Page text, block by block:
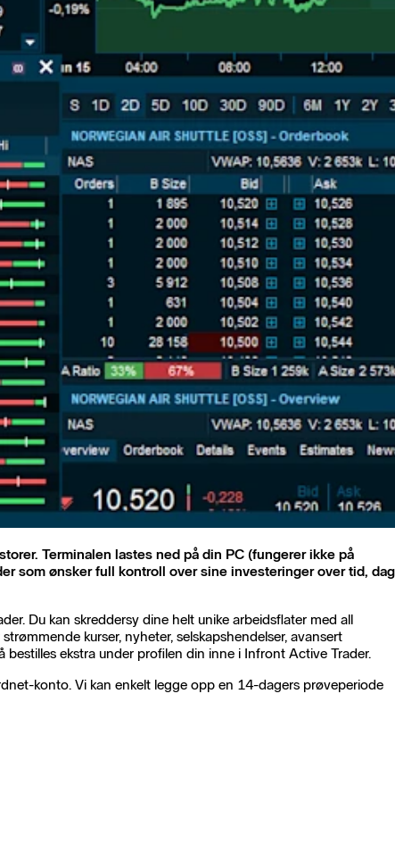
Terminalen lastes ned på din PC (fungerer ikke på
som ønsker full kontroll over sine investeringer over tid, dag
Du kan skreddersy dine helt unike arbeidsflater med all
kurser, nyheter, selskapshendelser, avansert
ekstra under profilen din inne i Infront Active Trader.
konto. Vi kan enkelt legge opp en 14-dagers prøveperiode